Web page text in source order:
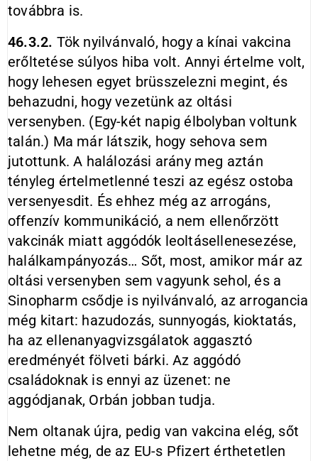
továbbra is.
46.3.2. Tök nyilvánvaló, hogy a kínai vakcina
erőltetése súlyos hiba volt. Annyi értelme volt,
hogy lehesen egyet brüsszelezni megint, és
behazudni, hogy vezetünk az oltási
versenyben. (Egy-két napig élbolyban voltunk
talán.) Ma már látszik, hogy sehova sem
jutottunk. A halálozási arány meg aztán
tényleg értelmetlenné teszi az egész ostoba
versenyesdit. És ehhez még az arrogáns,
offenzív kommunikáció, a nem ellenőrzött
vakcinák miatt aggódók leoltásellenesezése,
halálkampányozás… Sőt, most, amikor már az
oltási versenyben sem vagyunk sehol, és a
Sinopharm csődje is nyilvánvaló, az arrogancia
még kitart: hazudozás, sunnyogás, kioktatás,
ha az ellenanyagvizsgálatok aggasztó
eredményét fölveti bárki. Az aggódó
családoknak is ennyi az üzenet: ne
aggódjanak, Orbán jobban tudja.
Nem oltanak újra, pedig van vakcina elég, sőt
lehetne még, de az EU-s Pfizert érthetetlen